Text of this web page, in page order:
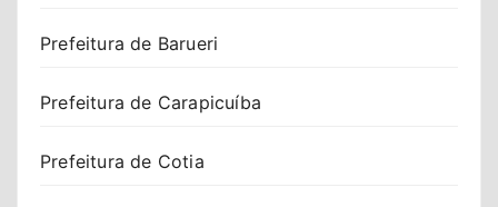
Prefeitura de Barueri
Prefeitura de Carapicuíba
Prefeitura de Cotia